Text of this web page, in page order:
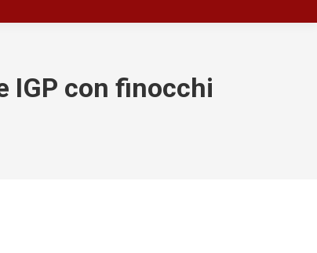
IGP con finocchi